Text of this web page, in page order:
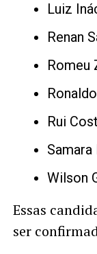
Luiz
Renan
Romeu
Rui
Wilson
Essas
ser